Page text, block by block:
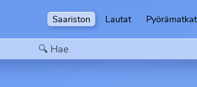
Saariston Lautat Pyörämatkat